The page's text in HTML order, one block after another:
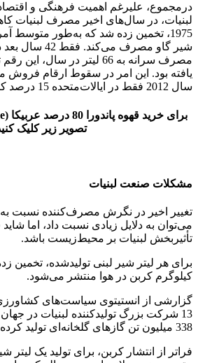
درمجموع، علیرغم اهمیت فرهنگی و
لبنیات، در سال‌های اخیر مصرف لبنیات
یافته بود. این امر در سقوط ارقام
سال 2012 فقط در ایالات‌متحده 15 درصد کاهش یافته است.
تصویر زیر کلیک
مشکلات صنعت لبنیات
تغییر اخیر در نگرش مصرف‌کننده نسبت به
می‌توان به دلایل زیادی نسبت داد، اما
تأثیربخش لبنیات بر محیط‌زیست باشد.
کیلوگرم کربن در هوا منتشر می‌شود.
گزارشی از انستیتوی سیاست‌های
338 میلیون تن گازهای گلخانه‌ای تولید کرده‌اند.